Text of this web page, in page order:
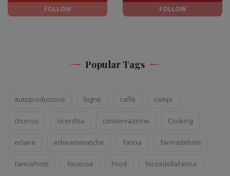
FOLLOW FOLLOW
Popular Tags
autoproduzione bignè caffè campi
churros cicerchia conservazione Cooking
eclaire erbearomatiche farina farinadebole
farinaforte focaccia Food forzadellafarina